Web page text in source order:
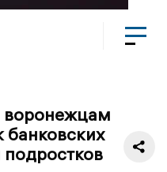
воронежцам
банковских
подростков